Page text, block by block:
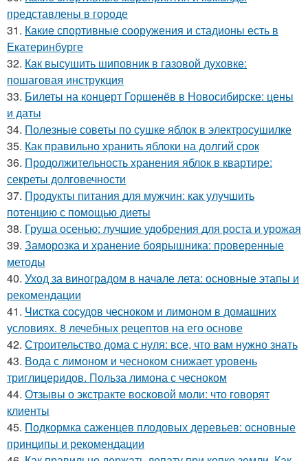
представлены в городе
31. Какие спортивные сооружения и стадионы есть в
Екатеринбурге
32. Как высушить шиповник в газовой духовке:
пошаговая инструкция
33. Билеты на концерт Горшенёв в Новосибирске: цены
и даты
34. Полезные советы по сушке яблок в электросушилке
35. Как правильно хранить яблоки на долгий срок
36. Продолжительность хранения яблок в квартире:
секреты долговечности
37. Продукты питания для мужчин: как улучшить
потенцию с помощью диеты
38. Груша осенью: лучшие удобрения для роста и урожая
39. Заморозка и хранение боярышника: проверенные
методы
40. Уход за виноградом в начале лета: основные этапы и
рекомендации
41. Чистка сосудов чесноком и лимоном в домашних
условиях. 8 лечебных рецептов на его основе
42. Строительство дома с нуля: все, что вам нужно знать
43. Вода с лимоном и чесноком снижает уровень
триглицеридов. Польза лимона с чесноком
44. Отзывы о экстракте восковой моли: что говорят
клиенты
45. Подкормка саженцев плодовых деревьев: основные
принципы и рекомендации